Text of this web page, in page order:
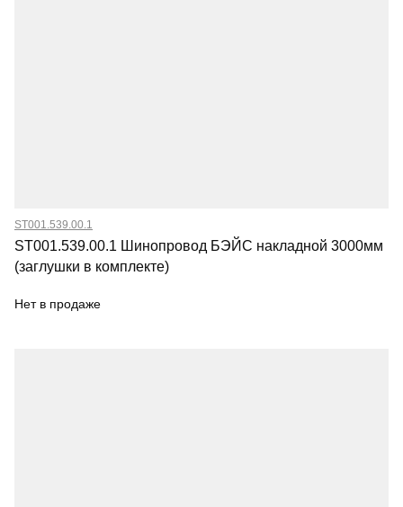
ST001.539.00.1
ST001.539.00.1 Шинопровод БЭЙС накладной 3000мм
(заглушки в комплекте)
Нет в продаже